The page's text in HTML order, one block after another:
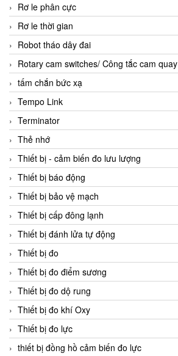
Rơ le phân cực
Rơ le thời gian
Robot tháo dây đai
Rotary cam switches/ Công tắc cam quay
tấm chắn bức xạ
Tempo Link
Terminator
Thẻ nhớ
Thiết bị - cảm biến đo lưu lượng
Thiết bị báo động
Thiết bị bảo vệ mạch
Thiết bị cấp đông lạnh
Thiết bị đánh lửa tự động
Thiết bị đo
Thiết bị đo điểm sương
Thiết bị đo dộ rung
Thiết bị đo khí Oxy
Thiết bị đo lực
thiết bị đồng hồ cảm biến đo lực